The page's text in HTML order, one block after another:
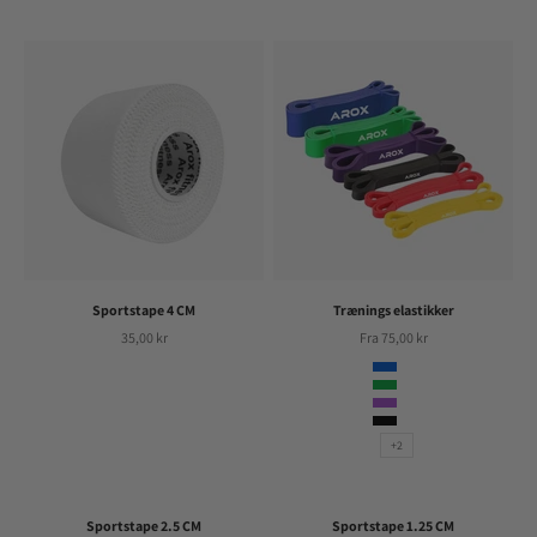
Sportstape 4 CM
Salgspris
35,00 kr
Trænings elastikker
Salgspris
Fra 75,00 kr
Farve
Blå
Grøn
Lilla
Sort
+2
Sportstape 2.5 CM
Sportstape 1.25 CM